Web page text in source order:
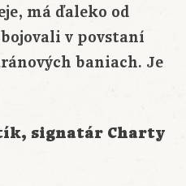
má ďaleko od
v povstaní
baniach. Je
signatár Charty